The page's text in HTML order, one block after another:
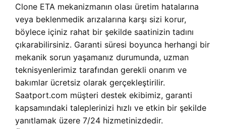
Clone ETA mekanizmanın olası üretim hatalarına
veya beklenmedik arızalarına karşı sizi korur,
böylece içiniz rahat bir şekilde saatinizin tadını
çıkarabilirsiniz. Garanti süresi boyunca herhangi bir
mekanik sorun yaşamanız durumunda, uzman
teknisyenlerimiz tarafından gerekli onarım ve
bakımlar ücretsiz olarak gerçekleştirilir.
Saatport.com müşteri destek ekibimiz, garanti
kapsamındaki taleplerinizi hızlı ve etkin bir şekilde
yanıtlamak üzere 7/24 hizmetinizdedir.